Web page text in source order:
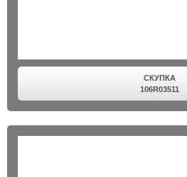
СКУПКА
106R03511